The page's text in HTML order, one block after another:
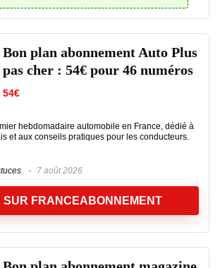
Bon plan abonnement Auto Plus
pas cher : 54€ pour 46 numéros
54€
hebdomadaire automobile en France, dédié à
et aux conseils pratiques pour les conducteurs.
7 août 2026
SUR FRANCEABONNEMENT